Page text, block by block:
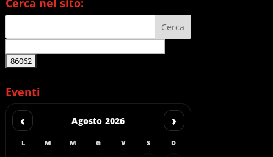
Cerca nel sito:
Eventi
‹ Agosto 2026 ›
L M M G V S D